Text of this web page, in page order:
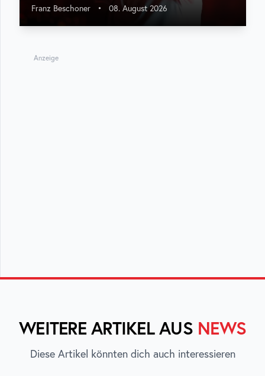
Franz Beschoner • 08. August 2026
Anzeige
WEITERE ARTIKEL AUS NEWS
Diese Artikel könnten dich auch interessieren